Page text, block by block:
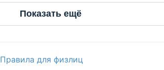
Показать ещё
Правила для физлиц